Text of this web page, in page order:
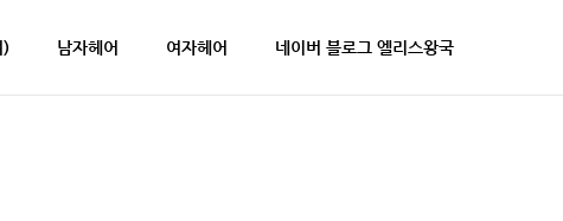
) 남자헤어 여자헤어 네이버 블로그 엘리스왕국